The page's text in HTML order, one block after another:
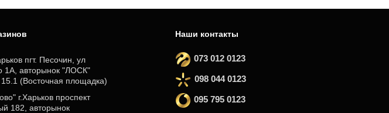
пгт. Песочин, ул
1А, авторынок "ЛОСК"
(Восточная площадка)
г.Харьков проспект
182, авторынок
Наши контакты
073 012 0123
098 044 0123
095 795 0123